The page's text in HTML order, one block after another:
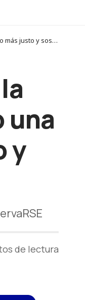
Corresponsables > #20AniversarioCorresponsables > José Luis Fernández: “La ética empresarial y la Responsabilidad Social no son una opción, sino una necesidad para construir un futuro más justo y sostenible”
una
y
de lectura